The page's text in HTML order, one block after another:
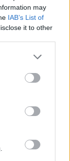
may
IAB’s List of
it to other
Bank&Go bo
šoštanjsko
Ravne
dobava